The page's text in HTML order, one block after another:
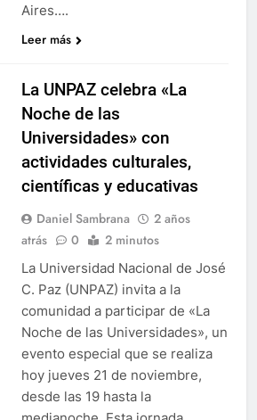
Aires….
Leer más
La UNPAZ celebra «La
Noche de las
Universidades» con
actividades culturales,
científicas y educativas
Daniel Sambrana
2 años
atrás
0 2 minutos
La Universidad Nacional de José
C. Paz (UNPAZ) invita a la
comunidad a participar de «La
Noche de las Universidades», un
evento especial que se realiza
hoy jueves 21 de noviembre,
desde las 19 hasta la